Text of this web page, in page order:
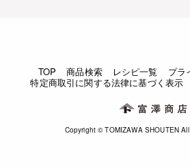
TOP 商品検索 レシピ一覧
プラ
特定商取引に関する法律に基づく表示
Copyright © TOMIZAWA SHOUTEN